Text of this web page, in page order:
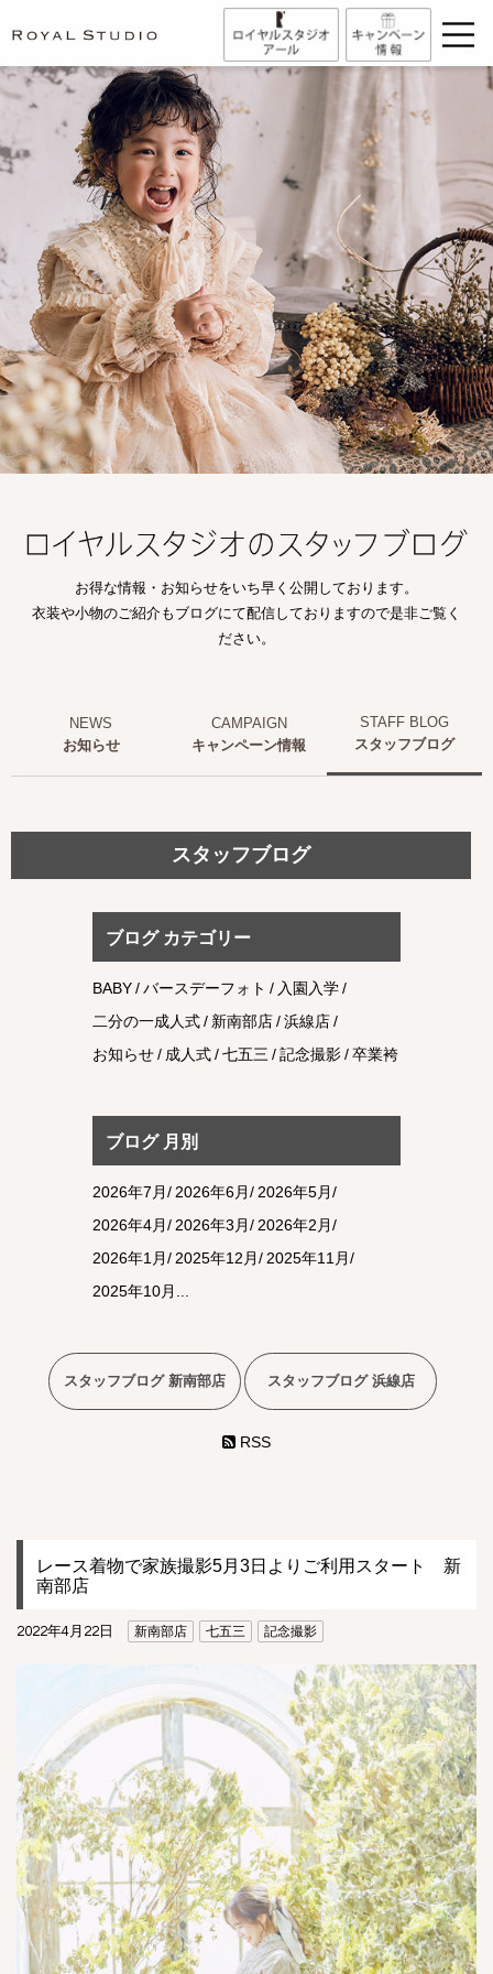
お得な情報・お知らせをいち早く公開しております。
衣装や小物のご紹介もブログにて配信しておりますので是非ご覧く
ださい。
お知らせ キャンペーン情報 スタッフブログ
スタッフブログ
レース着物で家族撮影5月3日よりご利用スタート 新
南部店
2022年4月22日 新南部店 七五三 記念撮影
ブログ カテゴリー
BABY バースデーフォト
入園入学
二分の一成人式
新南部店
浜線店
お知らせ
成人式 七五三 記念撮影 卒業袴
ブログ 月別
2026年7月 2026年6月
2026年5月
2026年4月
2026年3月
2026年2月
2026年1月
2025年12月
2025年11月
2025年10月
スタッフブログ 新南部店 スタッフブログ 浜線店
RSS